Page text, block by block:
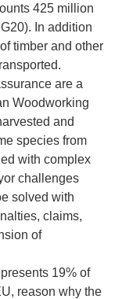
425 million
In addition
timber and other
are a
Woodworking
and
species from
with complex
challenges
solved with
claims,
of
19% of
reason why the